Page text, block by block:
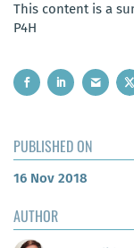
This content is a
P4H
PUBLISHED ON
16 Nov 2018
AUTHOR